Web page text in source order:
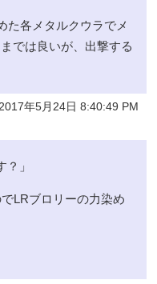
た各メタルクウラでメ
では良いが、出撃する
年5月24日 8:40:49 PM
」
LRブロリーの力染め